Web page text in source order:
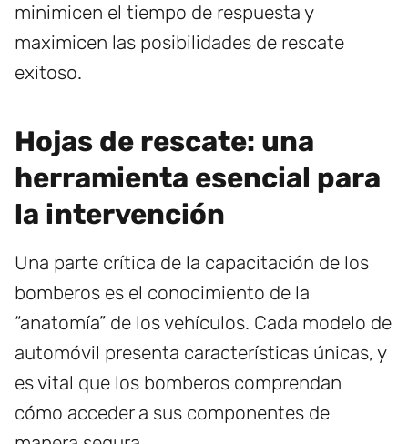
minimicen el tiempo de respuesta y
maximicen las posibilidades de rescate
exitoso.
Hojas de rescate: una
herramienta esencial para
la intervención
Una parte crítica de la capacitación de los
bomberos es el conocimiento de la
“anatomía” de los vehículos. Cada modelo de
automóvil presenta características únicas, y
es vital que los bomberos comprendan
cómo acceder a sus componentes de